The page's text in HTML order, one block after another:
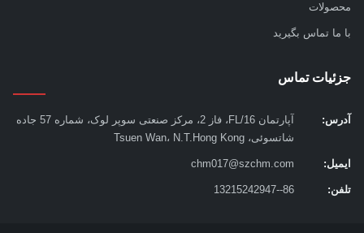
تماس بگیرید
تماس
آپارتمان 16/FL، فاز 2، مرکز صنعتی سوپر لوک، شماره 57 جاده
شاتسوئی، Tsuen Wan، N.T.Hong Kong
chm017@szchm.com